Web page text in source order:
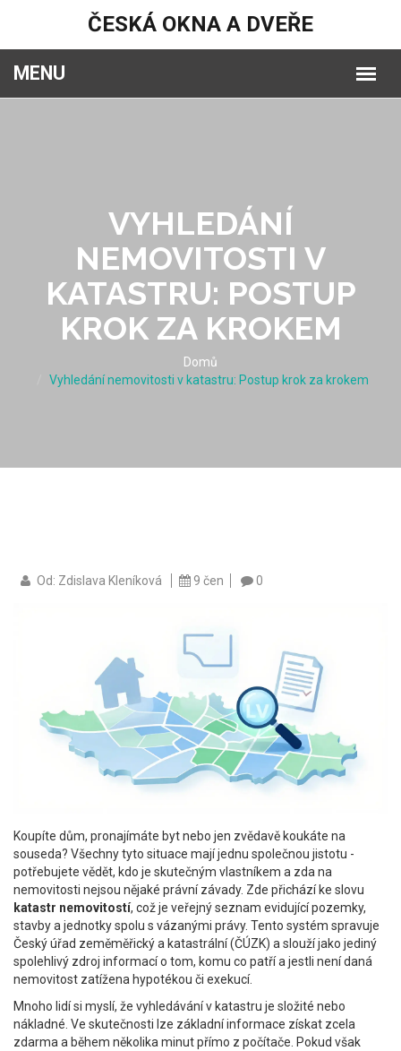
ČESKÁ OKNA A DVEŘE
VYHLEDÁNÍ
NEMOVITOSTI V
KATASTRU: POSTUP
KROK ZA KROKEM
Domů
Vyhledání nemovitosti v katastru: Postup krok za krokem
Od: Zdislava Kleníková 9 čen 0
Koupíte dům, pronajímáte byt nebo jen zvědavě koukáte na
souseda? Všechny tyto situace mají jednu společnou jistotu -
potřebujete vědět, kdo je skutečným vlastníkem a zda na
nemovitosti nejsou nějaké právní závady. Zde přichází ke slovu
katastr nemovitostí, což je veřejný seznam evidující pozemky,
stavby a jednotky spolu s vázanými právy. Tento systém spravuje
Český úřad zeměměřický a katastrální (ČÚZK) a slouží jako jediný
spolehlivý zdroj informací o tom, komu co patří a jestli není daná
nemovitost zatížena hypotékou či exekucí.
Mnoho lidí si myslí, že vyhledávání v katastru je složité nebo
nákladné. Ve skutečnosti lze základní informace získat zcela
zdarma a během několika minut přímo z počítače. Pokud však